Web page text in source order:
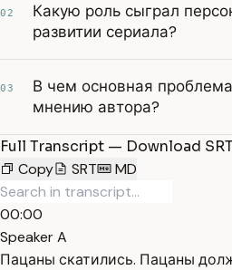
02
Какую роль сыграл
развитии сериала?
03
В чем основная
мнению автора?
Full Transcript — Download
Copy
SRT MD
00:00
Speaker A
Пацаны скатились. Пацаны